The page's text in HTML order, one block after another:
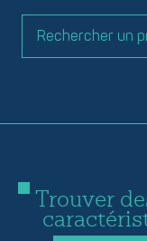
Trouver